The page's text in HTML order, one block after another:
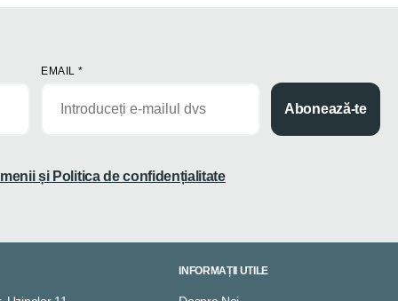
EMAIL*
Abonează-te
și Politica de confidențialitate
INFORMAȚII UTILE